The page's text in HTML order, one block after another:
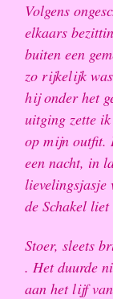
Volgens
elkaars
buiten een
zo rijkelijk
hij onder het
uitging zette
op mijn outfit.
een nacht, in
lievelingsjasje
de Schakel liet
Stoer, sleets
. Het duurde
aan het lijf